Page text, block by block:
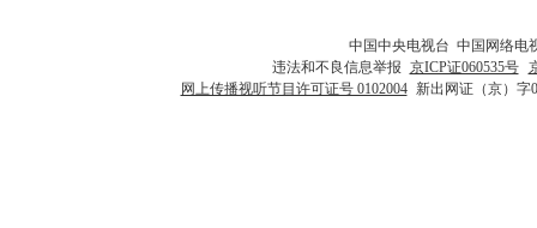
中国中央电视台 中国网络电
违法和不良信息举报 京ICP证060535号
网上传播视听节目许可证号 0102004 新出网证（京）